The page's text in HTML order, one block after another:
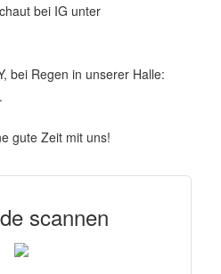
bei IG unter
bei Regen in unserer Halle:
.
gute Zeit mit uns!
scannen